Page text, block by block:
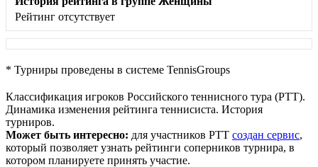
Рейтинг отсутствует
* Турниры проведены в системе TennisGroups
Классификация игроков Российского теннисного тура (РТТ).
Динамика изменения рейтинга теннисиста. История
турниров.
Может быть интересно: для участников РТТ создан сервис,
который позволяет узнать рейтинги соперников турнира, в
котором планируете принять участие.